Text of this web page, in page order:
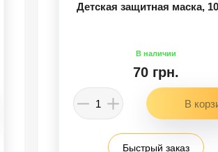
Детская защитная маска,
70 грн.
Быстрый заказ